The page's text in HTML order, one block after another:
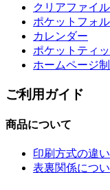
クリアファイル
ポケットフォ
カレンダー
ポケットティッ
ホームページ
ご利用ガイド
商品について
印刷方式の違
表裏関係につ